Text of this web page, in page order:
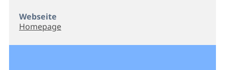
Webseite
Homepage